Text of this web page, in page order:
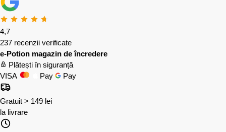
4,7
237 recenzii verificate
e-Potion magazin de încredere
Plătești în siguranță
VISA
Pay Pay
Gratuit > 149 lei
la livrare